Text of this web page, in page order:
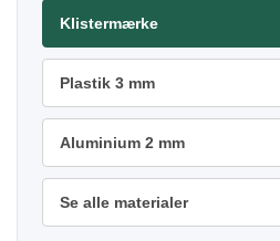
Klistermærke
Plastik 3 mm
Aluminium 2 mm
Se alle materialer